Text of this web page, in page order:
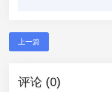
上一篇
评论 (0)